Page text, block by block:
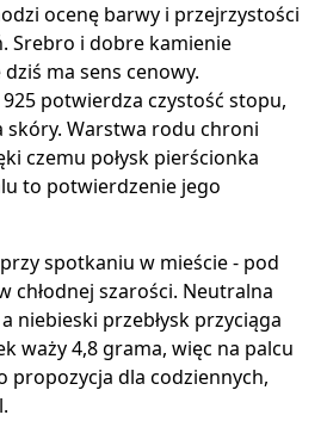
ocenę barwy i przejrzystości
Srebro i dobre kamienie
ma sens cenowy.
potwierdza czystość stopu,
skóry. Warstwa rodu chroni
czemu połysk pierścionka
to potwierdzenie jego
spotkaniu w mieście - pod
szarości. Neutralna
niebieski przebłysk przyciąga
waży 4,8 grama, więc na palcu
propozycja dla codziennych,